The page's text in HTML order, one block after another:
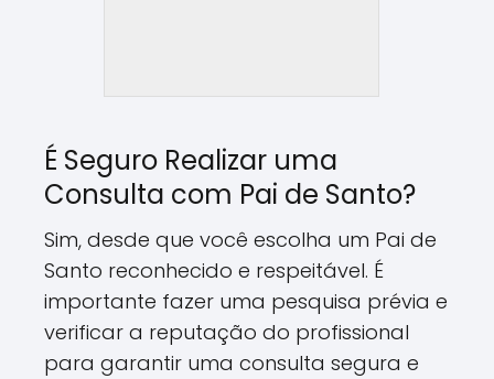
É Seguro Realizar uma
Consulta com Pai de Santo?
Sim, desde que você escolha um Pai de
Santo reconhecido e respeitável. É
importante fazer uma pesquisa prévia e
verificar a reputação do profissional
para garantir uma consulta segura e